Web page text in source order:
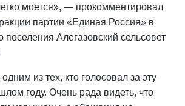
моется», — прокомментировал
партии «Единая Россия» в
поселения Алегазовский сельсовет
из тех, кто голосовал за эту
году. Очень рада видеть, что